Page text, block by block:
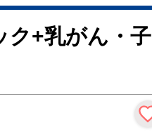
ク+乳がん・子